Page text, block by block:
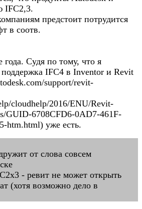
IFC2,3.
предстоит потрудится
в соотв.
года. Судя по тому, что я
IFC4 в Inventor и Revit
support/revit-
cloudhelp/2016/ENU/Revit-
GUID-6708CFD6-0AD7-461F-
htm.html) уже есть.
от слова совсем
- ревит не может открыть
(хотя возможно дело в